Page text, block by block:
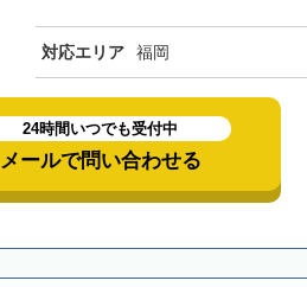
対応エリア 福岡
24時間いつでも受付中
メールで問い合わせる